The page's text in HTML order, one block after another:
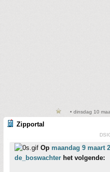
• dinsdag 10
Zipportal
Op maandag 9 maart
de_boswachter het volgende: